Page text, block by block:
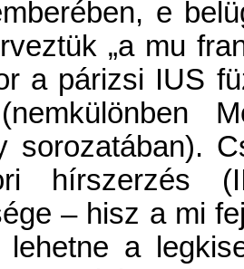
e
„a mu
a párizsi IUS
sorozatában).
hírszerzés
– hisz a mi
lehetne a